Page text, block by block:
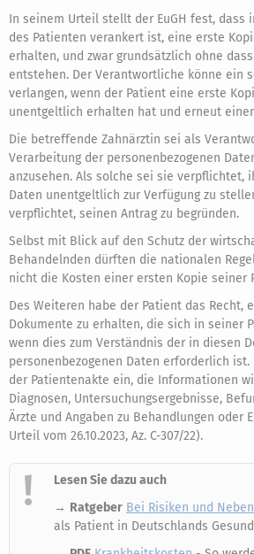
In seinem Urteil stellt der EuGH fest, dass
des Patienten verankert ist, eine erste
erhalten, und zwar grundsätzlich ohne
entstehen. Der Verantwortliche könne ein
verlangen, wenn der Patient eine erste
unentgeltlich erhalten hat und erneut
Die betreffende Zahnärztin sei als
Verarbeitung der personenbezogenen
anzusehen. Als solche sei sie verpflichtet,
Daten unentgeltlich zur Verfügung zu
verpflichtet, seinen Antrag zu begründen.
Selbst mit Blick auf den Schutz der
Behandelnden dürften die nationalen
nicht die Kosten einer ersten Kopie seiner
Des Weiteren habe der Patient das Recht,
Dokumente zu erhalten, die sich in seiner
wenn dies zum Verständnis der in diesen
personenbezogenen Daten erforderlich
der Patientenakte ein, die Informationen
Diagnosen, Untersuchungsergebnisse,
Ärzte und Angaben zu Behandlungen oder
Urteil vom 26.10.2023, Az. C-307/22).
Lesen Sie dazu auch
→ Ratgeber Bei Risiken und
als Patient in Deutschlands